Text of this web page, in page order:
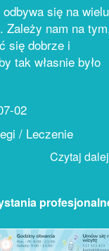
się na wielu
Zależy nam na
się dobrze i
tak własnie było
02
/ Leczenie
Czytaj